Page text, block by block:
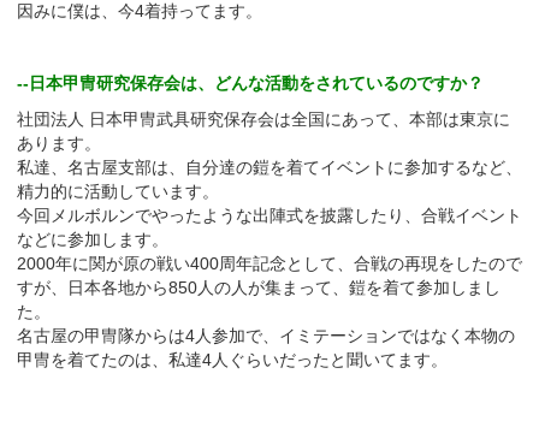
因みに僕は、今4着持ってます。
--日本甲冑研究保存会は、どんな活動をされているのですか？
社団法人 日本甲冑武具研究保存会は全国にあって、本部は東京に
あります。
私達、名古屋支部は、自分達の鎧を着てイベントに参加するなど、
精力的に活動しています。
今回メルボルンでやったような出陣式を披露したり、合戦イベント
などに参加します。
2000年に関が原の戦い400周年記念として、合戦の再現をしたので
すが、日本各地から850人の人が集まって、鎧を着て参加しまし
た。
名古屋の甲冑隊からは4人参加で、イミテーションではなく本物の
甲冑を着てたのは、私達4人ぐらいだったと聞いてます。